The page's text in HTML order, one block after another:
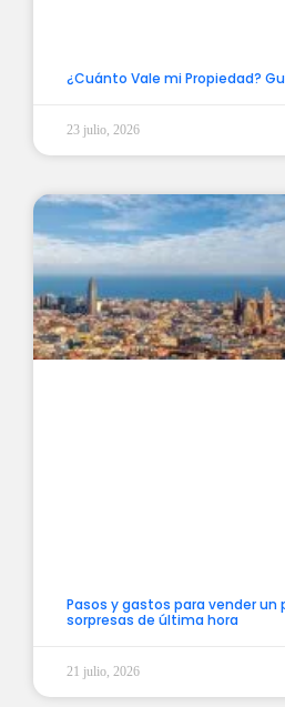
¿Cuánto Vale mi Propiedad?
23 julio, 2026
Pasos y gastos para vender un
sorpresas de última hora
21 julio, 2026